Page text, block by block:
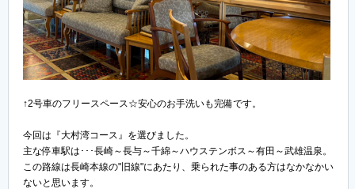
↑2号車のフリースペース☆安心のお手洗いも完備です。
今回は『大村湾コース』を選びました。
主な停車駅は･･･長崎～長与～千綿～ハウステンボス～有田～武雄温泉。
この路線は長崎本線の"旧線"にあたり、乗られた事のある方はなかなかい
ないと思います。